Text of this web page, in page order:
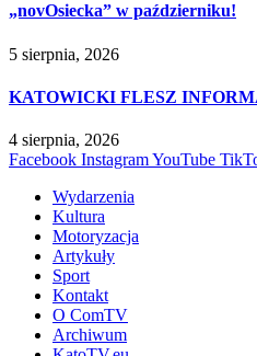
„novOsiecka” w październiku!
5 sierpnia, 2026
KATOWICKI FLESZ
4 sierpnia, 2026
Facebook InstagramYouTube
Wydarzenia
Kultura
Motoryzacja
Artykuły
Sport
Kontakt
O ComTV
Archiwum